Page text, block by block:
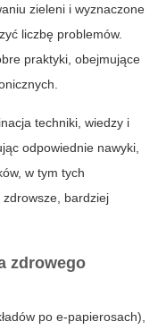
zieleni i wyznaczone
liczbę problemów.
praktyki, obejmujące
techniki, wiedzy i
odpowiednie nawyki,
w tym tych
bardziej
zdrowego
po e‑papierosach),